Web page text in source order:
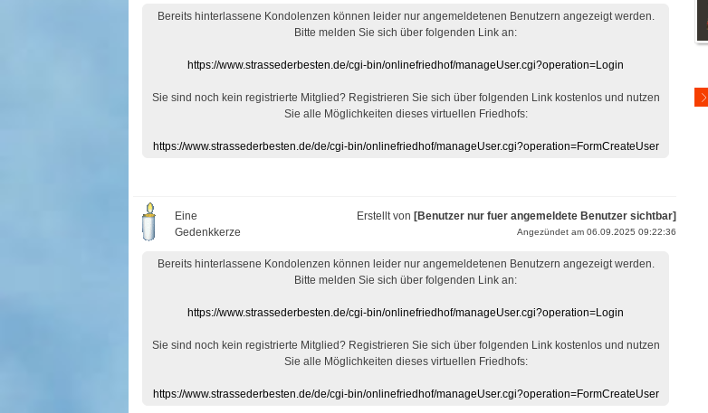
Bereits hinterlassene Kondolenzen können leider nur angemeldetenen Benutzern angezeigt werden.
Bitte melden Sie sich über folgenden Link an:
https://www.strassederbesten.de/cgi-bin/onlinefriedhof/manageUser.cgi?operation=Login
Sie sind noch kein registrierte Mitglied? Registrieren Sie sich über folgenden Link kostenlos und nutzen
Sie alle Möglichkeiten dieses virtuellen Friedhofs:
https://www.strassederbesten.de/de/cgi-bin/onlinefriedhof/manageUser.cgi?operation=FormCreateUser
Eine
Gedenkkerze
Erstellt von [Benutzer nur fuer angemeldete Benutzer sichtbar]
Angezündet am 06.09.2025 09:22:36
Bereits hinterlassene Kondolenzen können leider nur angemeldetenen Benutzern angezeigt werden.
Bitte melden Sie sich über folgenden Link an:
https://www.strassederbesten.de/cgi-bin/onlinefriedhof/manageUser.cgi?operation=Login
Sie sind noch kein registrierte Mitglied? Registrieren Sie sich über folgenden Link kostenlos und nutzen
Sie alle Möglichkeiten dieses virtuellen Friedhofs:
https://www.strassederbesten.de/de/cgi-bin/onlinefriedhof/manageUser.cgi?operation=FormCreateUser